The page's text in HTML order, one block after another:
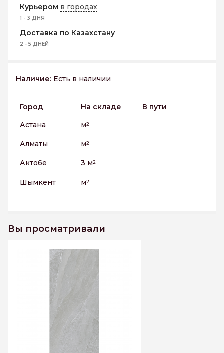
Курьером в городах
1 - 3 ДНЯ
Доставка по Казахстану
2 - 5 ДНЕЙ
Наличие: Есть в наличии
Город На складе
В пути
Астана
м2
Алматы м2
Актобе 3 м2
Шымкент м2
Вы просматривали